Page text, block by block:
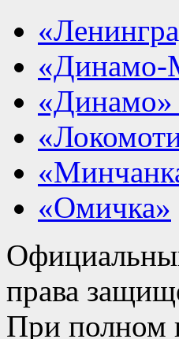
«Динамо-
«Динамо»
«Омичка»
права
При полном